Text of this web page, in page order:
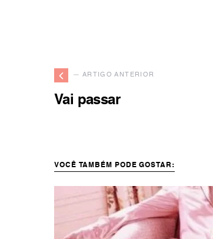
— ARTIGO ANTERIOR
Vai passar
VOCÊ TAMBÉM PODE GOSTAR: